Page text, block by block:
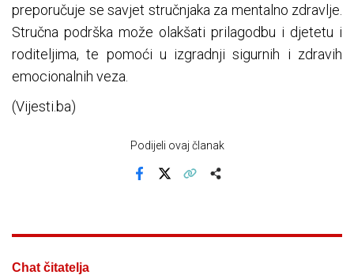
preporučuje se savjet stručnjaka za mentalno zdravlje.
Stručna podrška može olakšati prilagodbu i djetetu i
roditeljima, te pomoći u izgradnji sigurnih i zdravih
emocionalnih veza.
(Vijesti.ba)
Podijeli ovaj članak
Chat čitatelja